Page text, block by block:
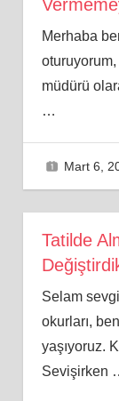
Merhaba
oturuyorum,
müdürü
…
Mart 6,
Tatilde
Selam
okurları,
yaşıyoruz.
Sevişirken